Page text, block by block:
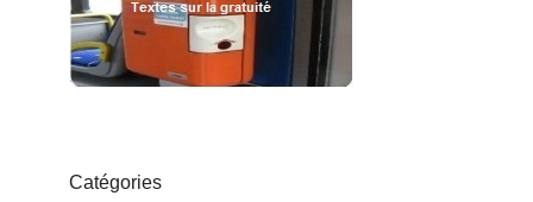
Catégories